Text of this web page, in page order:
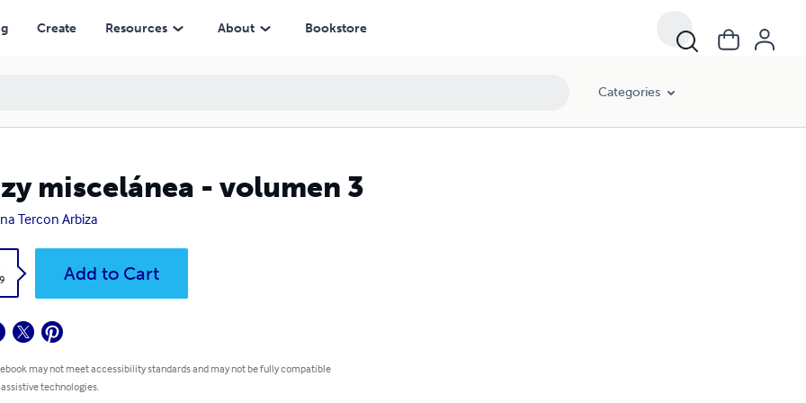
Create Resources About Bookstore
Categories
miscelánea - volumen 3
Tercon Arbiza
Add to Cart
may not meet accessibility standards and may not be fully compatible
technologies.